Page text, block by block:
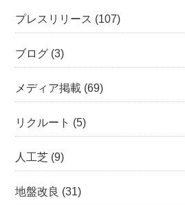
プレスリリース (107)
ブログ (3)
メディア掲載 (69)
リクルート (5)
人工芝 (9)
地盤改良 (31)